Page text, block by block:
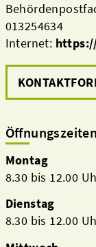
013254634
Internet:
Öffnungszeiten
Montag
8.30 bis 12.00
Dienstag
8.30 bis 12.00